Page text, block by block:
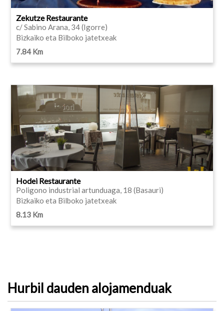
Zekutze Restaurante
c/ Sabino Arana, 34 (Igorre)
Bizkaiko eta Bilboko jatetxeak
7.84 Km
Hodei Restaurante
Poligono industrial artunduaga, 18 (Basauri)
Bizkaiko eta Bilboko jatetxeak
8.13 Km
Hurbil dauden alojamenduak